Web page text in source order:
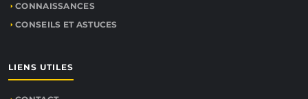
CONNAISSANCES
CONSEILS ET ASTUCES
LIENS UTILES